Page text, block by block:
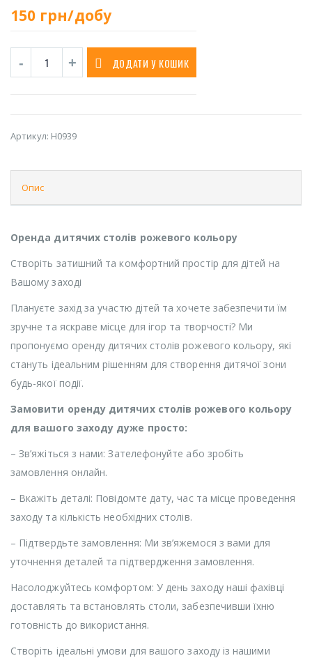
150 грн/добу
ДОДАТИ У КОШИК
Артикул: H0939
Опис
Оренда дитячих столів рожевого кольору
Створіть затишний та комфортний простір для дітей на
Вашому заході
Плануєте захід за участю дітей та хочете забезпечити їм
зручне та яскраве місце для ігор та творчості? Ми
пропонуємо оренду дитячих столів рожевого кольору, які
стануть ідеальним рішенням для створення дитячої зони
будь-якої події.
Замовити оренду дитячих столів рожевого кольору
для вашого заходу дуже просто:
– Зв’яжіться з нами: Зателефонуйте або зробіть
замовлення онлайн.
– Вкажіть деталі: Повідомте дату, час та місце проведення
заходу та кількість необхідних столів.
– Підтвердьте замовлення: Ми зв’яжемося з вами для
уточнення деталей та підтвердження замовлення.
Насолоджуйтесь комфортом: У день заходу наші фахівці
доставлять та встановлять столи, забезпечивши їхню
готовність до використання.
Створіть ідеальні умови для вашого заходу із нашими